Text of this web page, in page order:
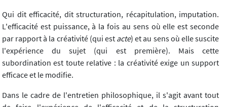
Qui dit efficacité, dit structuration, récapitulation, imputation.
L'efficacité est puissance, à la fois au sens où elle est seconde
par rapport à la créativité (qui estacte) et au sens où elle suscite
l'expérience du sujet (qui est première). Mais cette
subordination est toute relative : la créativité exige un support
efficace et le modifie.
Dans le cadre de l'entretien philosophique, il s'agit avant tout